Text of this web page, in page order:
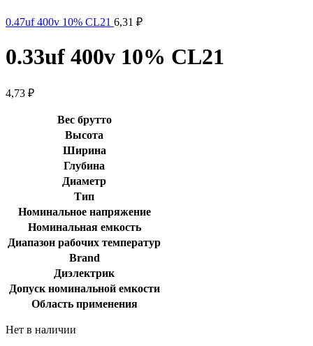
0.47uf 400v 10% CL21 6,31 ₽
0.33uf 400v 10% CL21
4,73 ₽
Вес брутто
Высота
Ширина
Глубина
Диаметр
Тип
Номинальное напряжение
Номинальная емкость
Диапазон рабочих температур
Brand
Диэлектрик
Допуск номинальной емкости
Область применения
Нет в наличии